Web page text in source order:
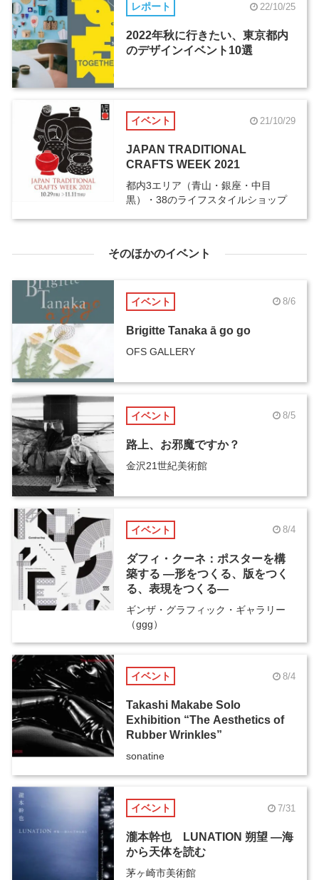
レポート 22/10/25
2022年秋に行きたい、東京都内
のデザインイベント10選
イベント 21/10/29
JAPAN TRADITIONAL
CRAFTS WEEK 2021
都内3エリア（青山・銀座・中目
黒）・38のライフスタイルショップ
そのほかのイベント
イベント 8/6
Brigitte Tanaka ā go go
OFS GALLERY
イベント 8/5
路上、お邪魔ですか？
金沢21世紀美術館
イベント 8/4
ダフィ・クーネ：ポスターを構
築する ―形をつくる、版をつく
る、表現をつくる―
ギンザ・グラフィック・ギャラリー
（ggg）
イベント 8/4
Takashi Makabe Solo
Exhibition “The Aesthetics of
Rubber Wrinkles”
sonatine
イベント 7/31
瀧本幹也 LUNATION 朔望 ―海
から天体を読む
茅ヶ崎市美術館